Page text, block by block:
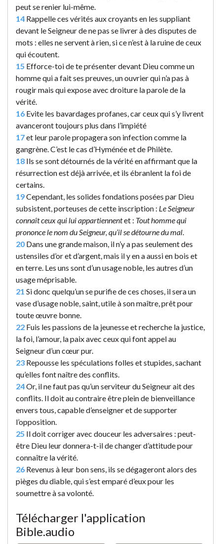
peut se renier lui-même.
14 Rappelle ces vérités aux croyants en les suppliant
devant le Seigneur de ne pas se livrer à des disputes de
mots : elles ne servent à rien, si ce n’est à la ruine de ceux
qui écoutent.
15 Efforce-toi de te présenter devant Dieu comme un
homme qui a fait ses preuves, un ouvrier qui n’a pas à
rougir mais qui expose avec droiture la parole de la
vérité.
16 Evite les bavardages profanes, car ceux qui s’y livrent
avanceront toujours plus dans l’impiété
17et leur parole propagera son infection comme la
gangrène. C’est le cas d’Hyménée et de Philète.
18 Ils se sont détournés de la vérité en affirmant que la
résurrection est déjà arrivée, et ils ébranlent la foi de
certains.
19Cependant, les solides fondations posées par Dieu
subsistent, porteuses de cette inscription : Le Seigneur
connaît ceux qui lui appartiennentet : Tout homme qui
prononce le nom du Seigneur, qu’il se détourne du mal
20 Dans une grande maison, il n’y a pas seulement des
ustensiles d’or et d’argent, mais il y en a aussi en bois et
en terre. Les uns sont d’un usage noble, les autres d’un
usage méprisable.
21 Si donc quelqu’un se purifie de ces choses, il sera un
vase d’usage noble, saint, utile à son maître, prêt pour
toute œuvre bonne.
22 Fuis les passions de la jeunesse et recherche la justice,
la foi, l’amour, la paix avec ceux qui font appel au
Seigneur d’un cœur pur.
23 Repousse les spéculations folles et stupides, sachant
qu’elles font naître des conflits.
24Or, il ne faut pas qu’un serviteur du Seigneur ait des
conflits. Il doit au contraire être plein de bienveillance
envers tous, capable d’enseigner et de supporter
l’opposition.
25 Il doit corriger avec douceur les adversaires : peut-
être Dieu leur donnera-t-il de changer d’attitude pour
connaître la vérité.
26 Revenus à leur bon sens, ils se dégageront alors des
pièges du diable, qui s’est emparé d’eux pour les
soumettre à sa volonté.
Télécharger l'application
Bible.audio